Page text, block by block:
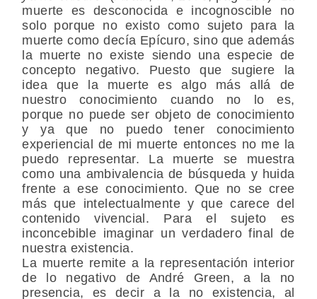
muerte es desconocida e incognoscible no
solo porque no existo como sujeto para la
muerte como decía Epícuro, sino que además
la muerte no existe siendo una especie de
concepto negativo. Puesto que sugiere la
idea que la muerte es algo más allá de
nuestro conocimiento cuando no lo es,
porque no puede ser objeto de conocimiento
y ya que no puedo tener conocimiento
experiencial de mi muerte entonces no me la
puedo representar. La muerte se muestra
como una ambivalencia de búsqueda y huida
frente a ese conocimiento. Que no se cree
más que intelectualmente y que carece del
contenido vivencial. Para el sujeto es
inconcebible imaginar un verdadero final de
nuestra existencia.
La muerte remite a la representación interior
de lo negativo de André Green, a la no
presencia, es decir a la no existencia, al